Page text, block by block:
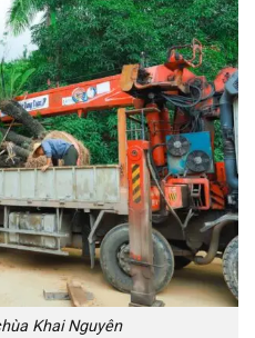
Khai Nguyên